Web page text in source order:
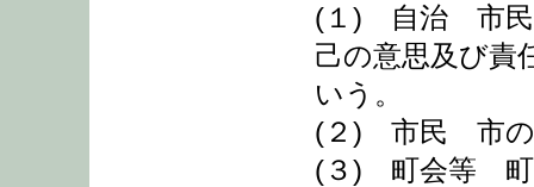
(１) 自治 市民
己の意思及び責
いう。
(２) 市民 市の
(３) 町会等 町